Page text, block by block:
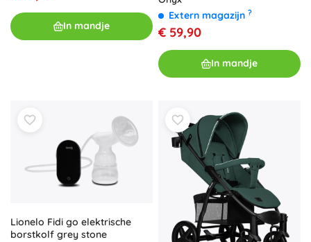
In mandje
Extern magazijn ?
€ 59,90
In mandje
Lionelo Fidi go elektrische
borstkolf grey stone